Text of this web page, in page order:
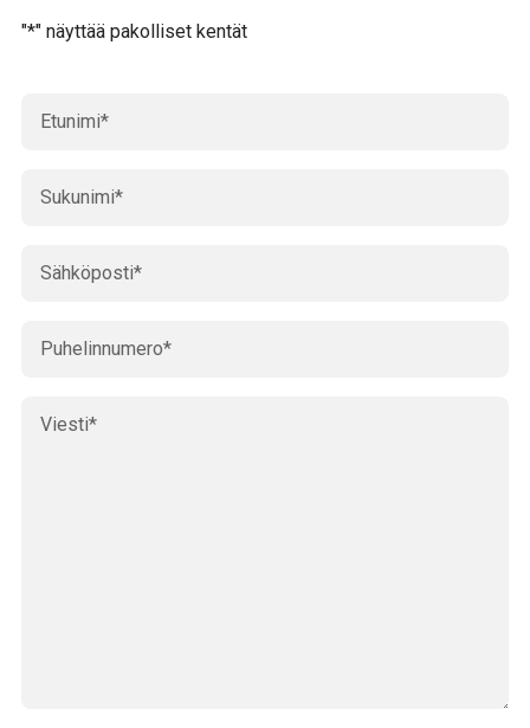
"*" näyttää pakolliset kentät